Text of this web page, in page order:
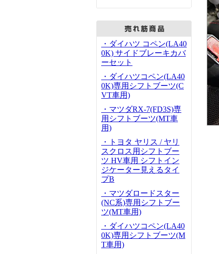
・ダイハツ コペン(LA40
0K) サイドブレーキカバ
ーセット
・ダイハツコペン(LA40
0K)専用シフトブーツ(C
VT車用)
・マツダRX-7(FD3S)専
用シフトブーツ(MT車
用)
・トヨタ ヤリス / ヤリ
スクロス用シフトブー
ツ HV車用 シフトイン
ジケーター見えるタイ
プB
・マツダロードスター
(NC系)専用シフトブー
ツ(MT車用)
・ダイハツコペン(LA40
0K)専用シフトブーツ(M
T車用)